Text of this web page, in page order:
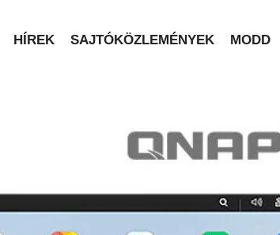
HÍREK SAJTÓKÖZLEMÉNYEK MODD